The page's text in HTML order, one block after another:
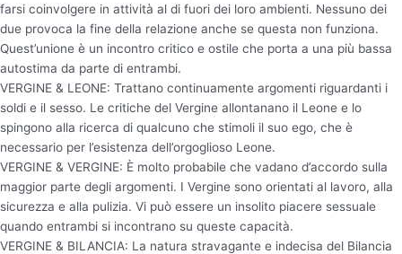
farsi coinvolgere in attività al di fuori dei loro ambienti. Nessuno dei
due provoca la fine della relazione anche se questa non funziona.
Quest’unione è un incontro critico e ostile che porta a una più bassa
autostima da parte di entrambi.
VERGINE & LEONE: Trattano continuamente argomenti riguardanti i
soldi e il sesso. Le critiche del Vergine allontanano il Leone e lo
spingono alla ricerca di qualcuno che stimoli il suo ego, che è
necessario per l’esistenza dell’orgoglioso Leone.
VERGINE & VERGINE: È molto probabile che vadano d’accordo sulla
maggior parte degli argomenti. I Vergine sono orientati al lavoro, alla
sicurezza e alla pulizia. Vi può essere un insolito piacere sessuale
quando entrambi si incontrano su queste capacità.
VERGINE & BILANCIA: La natura stravagante e indecisa del Bilancia